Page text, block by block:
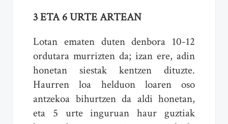
3 ETA 6 URTE ARTEAN
Lotan ematen duten denbora 10-12
ordutara murrizten da; izan ere, adin
honetan siestak kentzen dituzte.
Haurren loa helduon loaren oso
antzekoa bihurtzen da aldi honetan,
eta 5 urte inguruan haur guztiak